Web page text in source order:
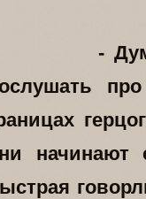
-
начинают